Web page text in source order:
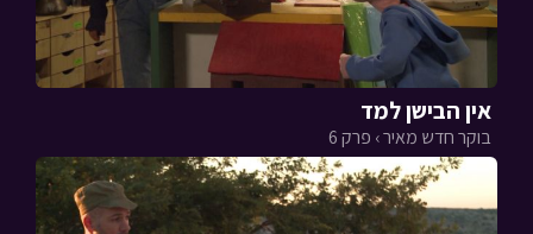
אין הבישן למד
בוקר חדש מאיר › פרק 6